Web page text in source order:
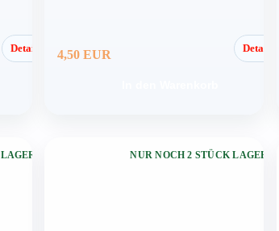
Details 4,50 EUR Details
LAGERND NUR NOCH 2 STÜCK LAGERND